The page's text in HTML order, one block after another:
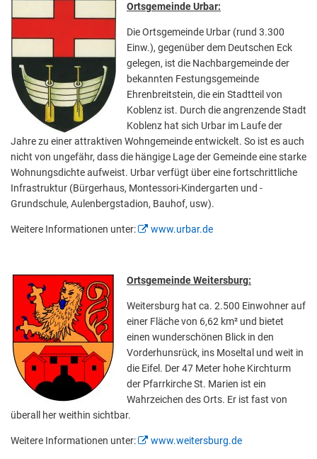
Ortsgemeinde Urbar:
Die Ortsgemeinde Urbar (rund 3.300
Einw.), gegenüber dem Deutschen Eck
gelegen, ist die Nachbargemeinde der
bekannten Festungsgemeinde
Ehrenbreitstein, die ein Stadtteil von
Koblenz ist. Durch die angrenzende Stadt
Koblenz hat sich Urbar im Laufe der
Jahre zu einer attraktiven Wohngemeinde entwickelt. So ist es auch
nicht von ungefähr, dass die hängige Lage der Gemeinde eine starke
Wohnungsdichte aufweist. Urbar verfügt über eine fortschrittliche
Infrastruktur (Bürgerhaus, Montessori-Kindergarten und -
Grundschule, Aulenbergstadion, Bauhof, usw).
Weitere Informationen unter: www.urbar.de
Ortsgemeinde Weitersburg:
Weitersburg hat ca. 2.500 Einwohner auf
einer Fläche von 6,62 km² und bietet
einen wunderschönen Blick in den
Vorderhunsrück, ins Moseltal und weit in
die Eifel. Der 47 Meter hohe Kirchturm
der Pfarrkirche St. Marien ist ein
Wahrzeichen des Orts. Er ist fast von
überall her weithin sichtbar.
Weitere Informationen unter: www.weitersburg.de